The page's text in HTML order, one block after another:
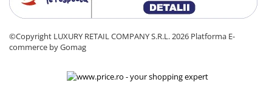
©Copyright LUXURY RETAIL COMPANY S.R.L. 2026 Platforma E-
commerce by Gomag